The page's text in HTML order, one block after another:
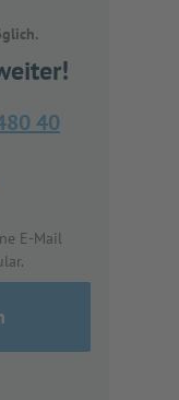
40
E-Mail